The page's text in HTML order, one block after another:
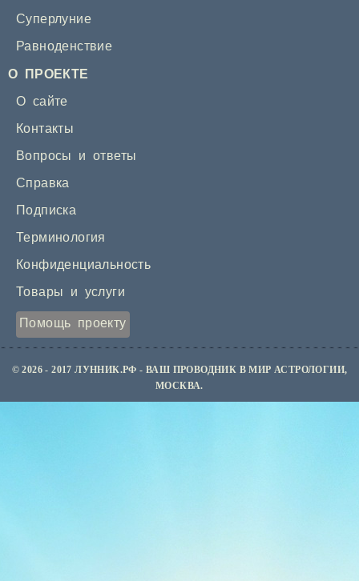
Суперлуние
Равноденствие
О ПРОЕКТЕ
О сайте
Контакты
Вопросы и ответы
Справка
Подписка
Терминология
Конфиденциальность
Товары и услуги
Помощь проекту
© 2026 - 2017 ЛУННИК.РФ - ВАШ ПРОВОДНИК В МИР АСТРОЛОГИИ,
МОСКВА.